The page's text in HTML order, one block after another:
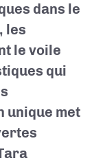
dans le
les
le voile
qui
unique met